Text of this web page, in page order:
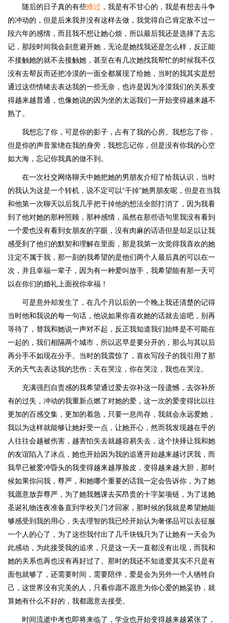
随后的日子真的有些难过 ，我是有不甘心的，我是有想去斗争
的冲动的，但是后来我并没有这样去做，我觉得自己肯定敌不过一
段六年的感情，而且我不想让她心烦，所以最后我还是选择了去忘
记，那段时间我会刻意避开她，无论是她找我还是怎么样，反正能
不接触她的就不去接触她，甚至在有几次她找我帮忙的时候我不仅
没有去帮反而还把冷漠的一面全都展现了给她，当时的我其实是想
通过这些情绪去表达我的一些无奈，也许是因为冷漠我们的关系变
得越来越普通，也像她说的因为坐的太远我们一开始变得越来越不
熟了。
我想忘了你，可是你的影子，占有了我的心房。我想忘了你，
但是你的声音萦绕在我的身旁，我想忘记你，但是没有你我的心空
如大海，忘记你我真的做不到。
在一次社交网络聊天中她把她的男朋友介绍了给我认识，当时
的我认为这是一个转机，说不定可以“干掉”她男朋友呢，但是在当我
和他第一次聊天以后我几乎把干掉他的想法全部打消了，因为我看
到了他对她的那种照顾，那种感情，虽然在那些语句里我没有看到
一个爱也没有看到女朋友的字眼，没有肉麻的话语但是却足以让我
感受到了他们的默契和理解在里面，那是我第一次觉得我喜欢的她
注定不属于我，那一刻的我希望的是他们两个人最后真的可以在一
次，并且幸福一辈子，因为有一种爱叫放手，我希望能有那一天可
以在你们的婚礼上面祝你幸福！
可是意外却发生了，在几个月以后的一个晚上我还清楚的记得
当时他和我说的每一句话，他说如果你喜欢她的话就去追吧，别再
等待了，替我和她说一声对不起，反正我知道我们始终是不可能在
一起的，我们相隔两个城市，所以迟早是要分开的，那么与其以后
再分手不如现在分手。当时的我震惊了，喜欢写段子的我引用了那
天的天气去表达我的悲伤：天在哭泣，你在哭泣，我也在哭泣。
充满强烈自责感的我希望通过爱去弥补这一段遗憾，去弥补所
有的过失，冲动的我重新点燃了对她的爱，这一次的爱变得比以往
更加的百感交集，更加的着急，只要一息尚存，我就会永远爱她，
我以为这样就能够让她好受一点，让她开心，然而我发现越在乎的
人往往会越被伤害，越害怕失去就越容易失去，这个抉择让我和她
的友谊陷入了冰点，她也开始因为我的追逐开始越来越讨厌我，而
我早已被爱冲昏头的我变得越来越厚脸皮，变得越来越大胆，那时
候如果你问我，尊严，和她哪个重要的话我一定会告诉你，为了她
我愿意放弃尊严，为了她我翘课去买昂贵的十字架项链，为了送她
圣诞礼物连夜准备直到学校关门才回家，那时候的我就是希望她能
够感受到我的用心，失去理智的我已经开始认为奢侈品可以去征服
一个人的心了，为了这些我付出了几千块钱只为了让她有一天会为
此感动，为此接受我的追求，只是这一天一直都没有出现，而我和
她的关系也再也没有再好过了。那时的我还不知道爱其实不只是有
面包就够了，还需要时间，需要陪伴，爱是会为另外一个人牺牲自
己，这世界没有完美的人，只看你愿不愿意为你心爱的她妥协，就
算她有什么不好的，我都愿意去接受。
时间流逝中考也即将来临了，学业也开始变得越来越紧张了，